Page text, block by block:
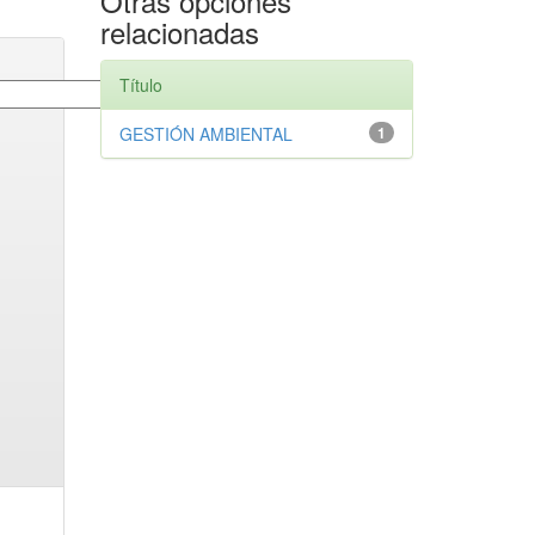
relacionadas
Título
1
GESTIÓN AMBIENTAL